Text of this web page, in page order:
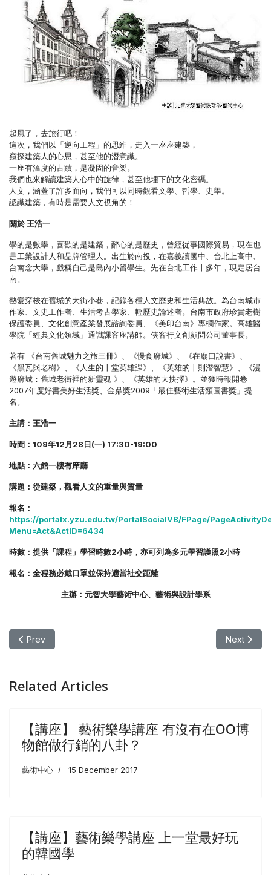
起風了，去旅行吧！
這次，我們以「逆向工程」的思維，走入一座座建築，
窺探建築人的心思，甚至他的潛意識。
一座有溫度的古蹟，是凝固的音樂。
我們也來解讀建築人心中的旋律，甚至他埋下的文化密碼。
人文，涵蓋了許多面向，我們可以同時觀看文學、哲學、史學。
認識建築，有時是需要人文視角的！
關於 王浩一
學的是數學，喜歡的是建築，醉心的是歷史，曾經從事國際貿易，現在也
是工業設計人和品牌管理人。出生於南投，在嘉義讀國中、台北上高中、
台南念大學，戲稱自己是島內小留學生。先在台北工作十多年，現定居台
南。
熱愛穿梭在舊城的大街小巷，記錄各種人文歷史和生活典故。為台南城市
作家、文史工作者、生活考古學家、輕歷史論述者。台南市政府珍貴老樹
保護委員、文化創意產業發展諮詢委員、《美印台南》專欄作家。高雄醫
學院「經典文化領域」通識課客座講師。俠客行文創顧問公司董事長。
著有 《台南舊城魅力之旅三冊》、《慢食府城》、《在廟口說書》、
《黑瓦與老樹》、《人生的十堂英雄課》、《英雄的十則潛智慧》、《漫
遊府城：舊城老街裡的新靈魂 》、《英雄的大抉擇》。並獲時報開卷
2007年度好書美好生活獎、金鼎獎2009「最佳藝術生活類圖書獎」提
名。
主講：王浩一
時間：109年12月28日(一) 17:30-19:00
地點：六館一樓有庠廳
講題：從建築，觀看人文的重量與質量
報名：
https://portalx.yzu.edu.tw/PortalSocialVB/FPage/
Menu=Act&ActID=6434
時數：提供「課程」學習時數2小時，亦可列為多元學習護照2小時
報名：全程務必戴口罩並保持適當社交距離
主辦：元智大學藝術中心、藝術與設計學系
Previous article: 【講座】2021元智大學社區藝術節 四季講座-蔡
Prev Next
Next
Related Articles
【講座】 藝術樂學講座 有沒有在OO博
物館做行銷的八卦？
藝術中心 15 December 2017
【講座】藝術樂學講座 上一堂最好玩
的韓國學